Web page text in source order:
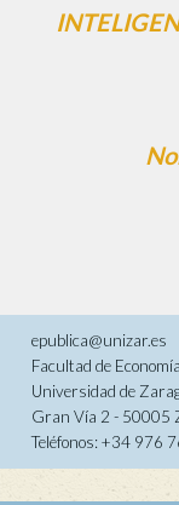
epublica@unizar.es
Facultad de
Universidad de
Gran Vía 2 - 50005
Teléfonos: +34 976